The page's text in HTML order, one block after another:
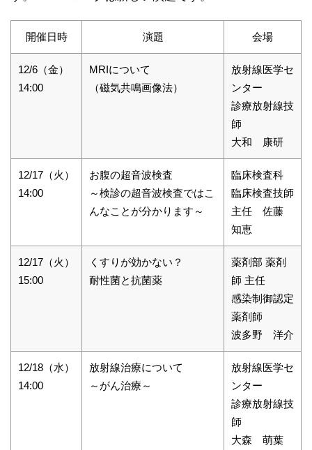
開催日時 演題 会場
12/6（金）
14:00
MRIについて
（磁気共鳴画像法）
放射線医学セ
ンター
診療放射線技
師
大和 康研
12/17（火）
14:00
お腹の超音波検査
～検診の超音波検査ではこ
んなことが分かります～
臨床検査科
臨床検査技師
主任 佐藤
知恵
12/17（火）
15:00
くすりが効かない？
耐性菌と抗菌薬
薬剤部 薬剤
師 主任
感染制御認定
薬剤師
波多野 洋介
12/18（水）
14:00
放射線治療について
～がん治療～
放射線医学セ
ンター
診療放射線技
師
大森 萌葉